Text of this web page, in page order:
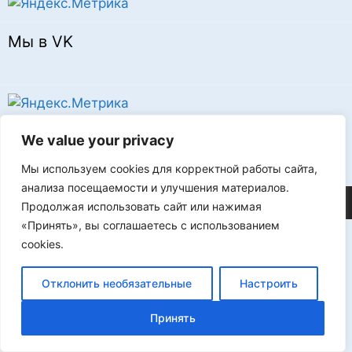
We value your privacy
Мы используем cookies для корректной работы сайта,
анализа посещаемости и улучшения материалов.
Продолжая использовать сайт или нажимая
«Принять», вы соглашаетесь с использованием
cookies.
Отклонить необязательные Настроить
Принять
Мы в VK
Реклама
©2026 FLProg